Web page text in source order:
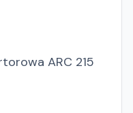
ARC 215